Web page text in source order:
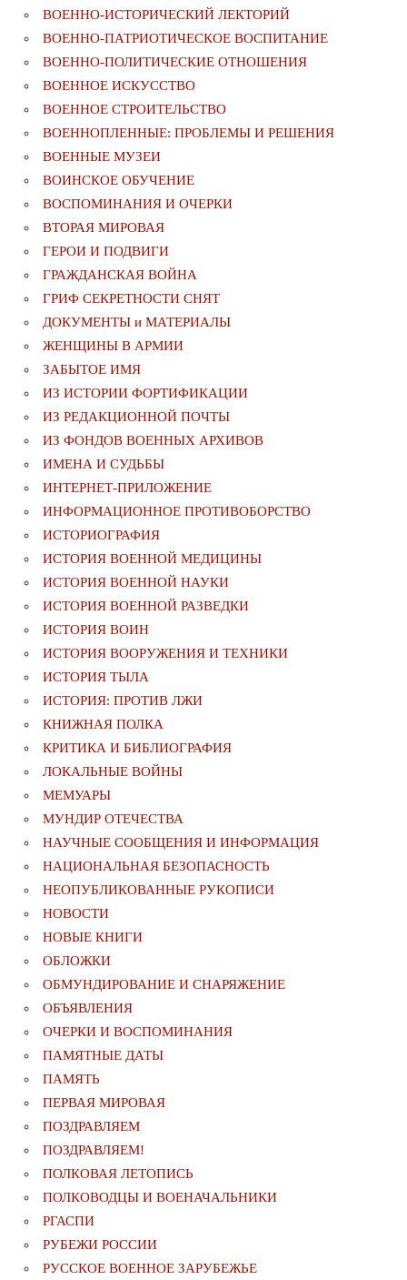
ВОЕННО-ИСТОРИЧЕСКИЙ ЛЕКТОРИЙ
ВОЕННО-ПАТРИОТИЧЕСКОЕ ВОСПИТАНИЕ
ВОЕННО-ПОЛИТИЧЕСКИE ОТНОШЕНИЯ
ВОЕННОЕ ИСКУССТВО
ВОЕННОЕ СТРОИТЕЛЬСТВО
ВОЕННОПЛЕННЫЕ: ПРОБЛЕМЫ И РЕШЕНИЯ
ВОЕННЫЕ МУЗЕИ
ВОИНСКОЕ ОБУЧЕНИЕ
ВОСПОМИНАНИЯ И ОЧЕРКИ
ВТОРАЯ МИРОВАЯ
ГЕРОИ И ПОДВИГИ
ГРАЖДАНСКАЯ ВОЙНА
ГРИФ СЕКРЕТНОСТИ СНЯТ
ДОКУМЕНТЫ и МАТЕРИАЛЫ
ЖЕНЩИНЫ В АРМИИ
ЗАБЫТОЕ ИМЯ
ИЗ ИСТОРИИ ФОРТИФИКАЦИИ
ИЗ РЕДАКЦИОННОЙ ПОЧТЫ
ИЗ ФОНДОВ ВОЕННЫХ АРХИВОВ
ИМЕНА И СУДЬБЫ
ИНТЕРНЕТ-ПРИЛОЖЕНИЕ
ИНФОРМАЦИОННОЕ ПРОТИВОБОРСТВО
ИСТОРИОГРАФИЯ
ИСТОРИЯ ВОЕННОЙ МЕДИЦИНЫ
ИСТОРИЯ ВОЕННОЙ НАУКИ
ИСТОРИЯ ВОЕННОЙ РАЗВЕДКИ
ИСТОРИЯ ВОИН
ИСТОРИЯ ВООРУЖЕНИЯ И ТЕХНИКИ
ИСТОРИЯ ТЫЛА
ИСТОРИЯ: ПРОТИВ ЛЖИ
КНИЖНАЯ ПОЛКА
КРИТИКА И БИБЛИОГРАФИЯ
ЛОКАЛЬНЫЕ ВОЙНЫ
МЕМУАРЫ
МУНДИР ОТЕЧЕСТВА
НАУЧНЫЕ СООБЩЕНИЯ И ИНФОРМАЦИЯ
НАЦИОНАЛЬНАЯ БЕЗОПАСНОСТЬ
НЕОПУБЛИКОВАННЫЕ РУКОПИСИ
НОВОСТИ
НОВЫЕ КНИГИ
ОБЛОЖКИ
ОБМУНДИРОВАНИЕ И СНАРЯЖЕНИЕ
ОБЪЯВЛЕНИЯ
ОЧЕРКИ И ВОСПОМИНАНИЯ
ПАМЯТНЫЕ ДАТЫ
ПАМЯТЬ
ПЕРВАЯ МИРОВАЯ
ПОЗДРАВЛЯЕМ
ПОЗДРАВЛЯЕМ!
ПОЛКОВАЯ ЛЕТОПИСЬ
ПОЛКОВОДЦЫ И ВОЕНАЧАЛЬНИКИ
РГАСПИ
РУБЕЖИ РОССИИ
РУССКОЕ ВОЕННОЕ ЗАРУБЕЖЬЕ